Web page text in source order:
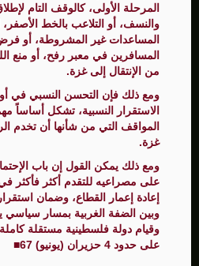
المرحلة الأولى، كالوقف التام
والنسف، أو التلاعب بالخط
المساعدات غير المشروطة، أو
المسافرين في معبر رفح، أو منع
من الإنتقال إلى غزة.
ومع ذلك فإن التحسن النسبي في
الاستقرار النسبية، تشكل أساساً
المواقف التي من شأنها أن تخدم
غزة.
ومع ذلك يمكن القول إن باب
على مصراعيه للتقدم أكثر فأكثر
إعادة إعمار القطاع، وضمان
وبين الضفة الغربية بمسار سياسي
وقيام دولة فلسطينية مستقلة
على حدود 4 حزيران (يونيو) 67■